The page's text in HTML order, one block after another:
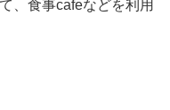
、食事cafeなどを利用